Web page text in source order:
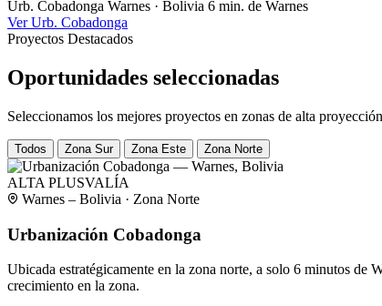
Urb. Cobadonga Warnes · Bolivia 6 min. de Warnes
Ver Urb. Cobadonga
Proyectos Destacados
Oportunidades seleccionadas
Seleccionamos los mejores proyectos en zonas de alta
Todos Zona Sur Zona Este Zona Norte
ALTA PLUSVALÍA
Warnes – Bolivia · Zona Norte
Urbanización Cobadonga
Ubicada estratégicamente en la zona norte, a solo 6 minutos
crecimiento en la zona.